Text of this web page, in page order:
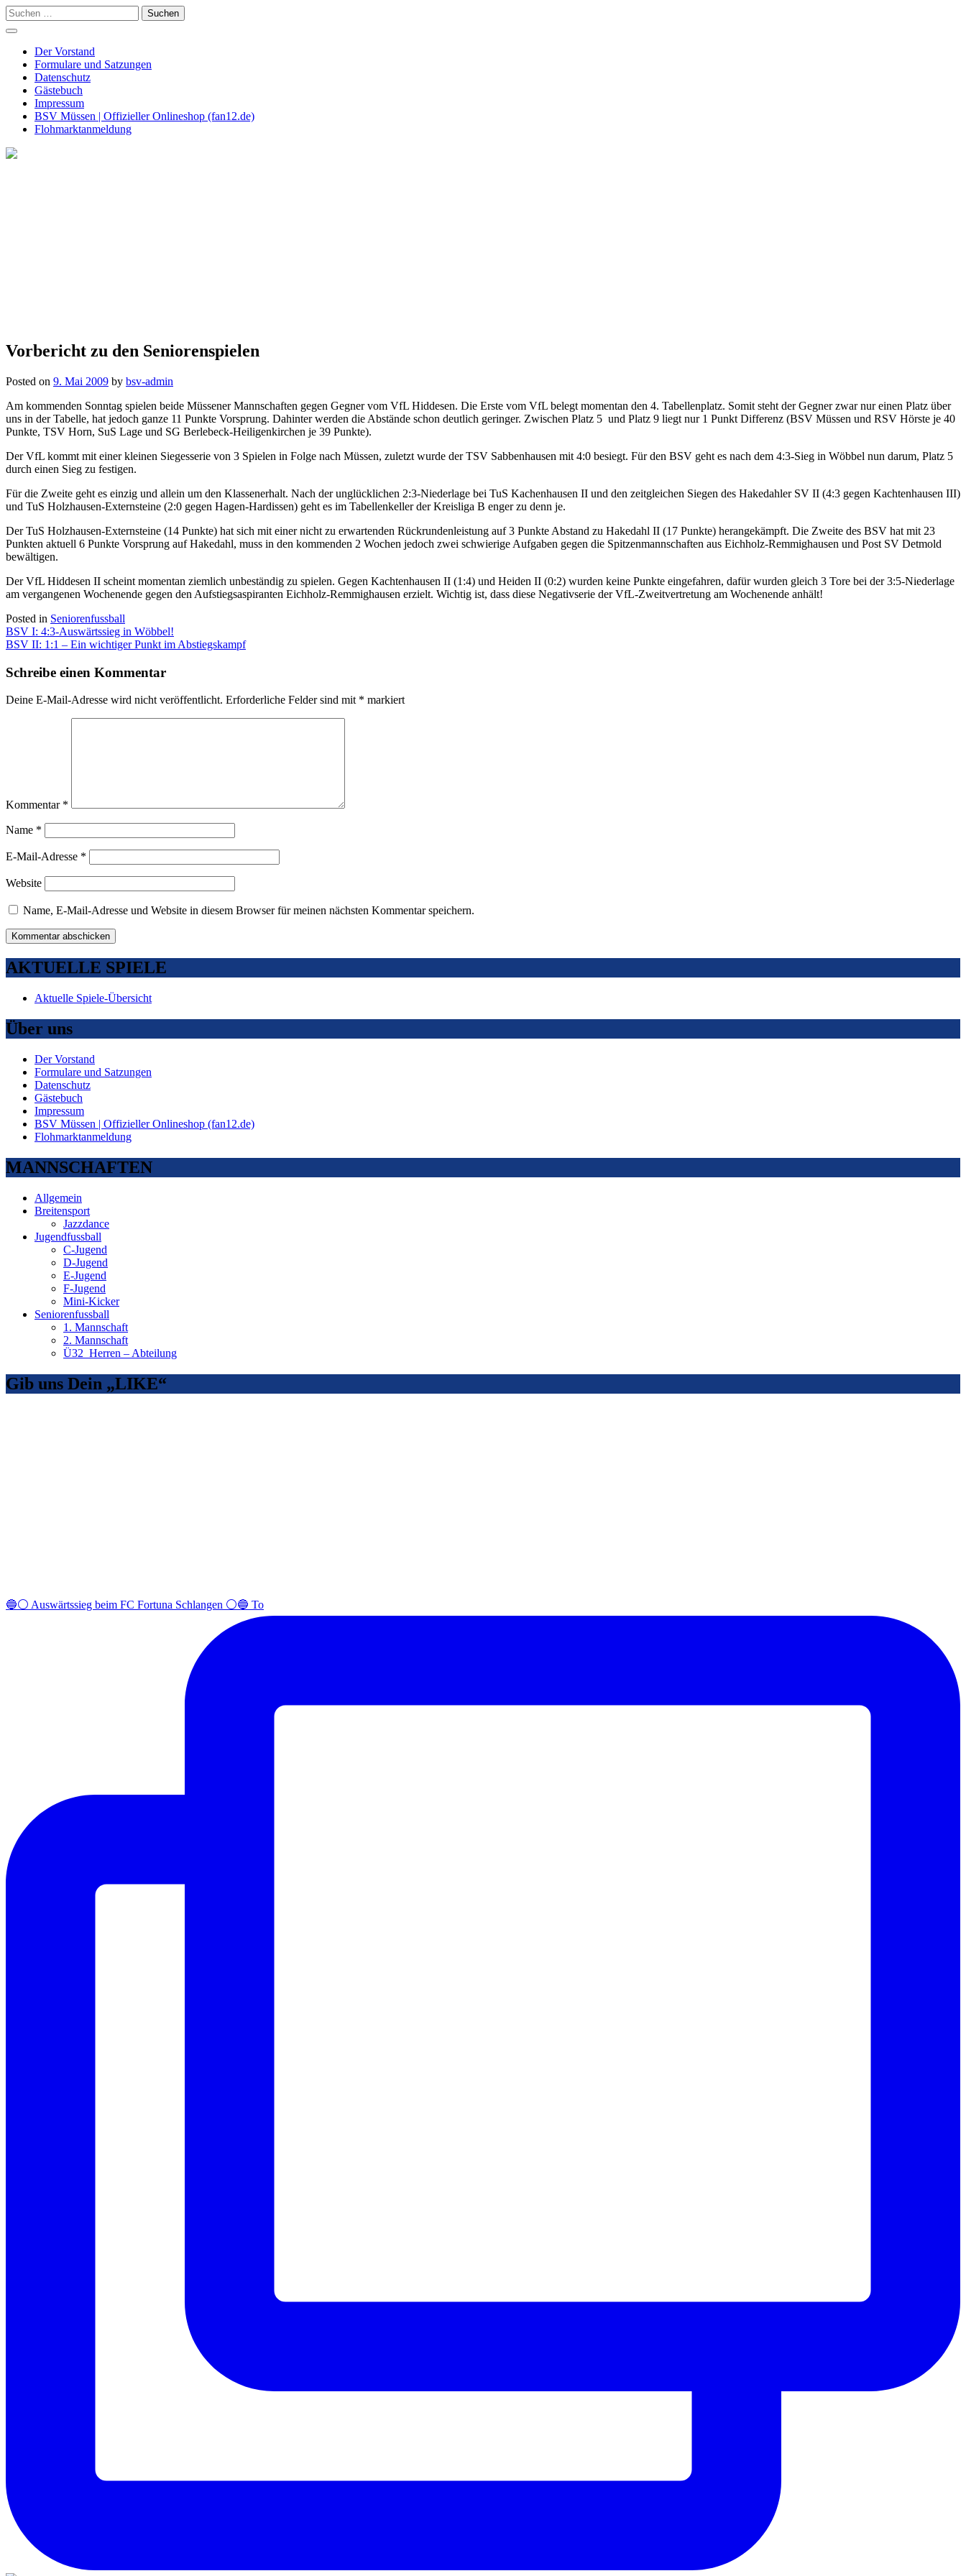
Skip
to
content
Suchen
nach:
Der Vorstand
Formulare und Satzungen
Datenschutz
Gästebuch
Impressum
BSV Müssen | Offizieller Onlineshop (fan12.de)
Flohmarktanmeldung
Vorbericht zu den Seniorenspielen
Posted on 9. Mai 2009 by bsv-admin
Am kommenden Sonntag spielen beide Müssener Mannschaften gegen Gegner vom VfL Hiddesen. Die Erste vom VfL belegt momentan den 4. Tabellenplatz. Somit steht der Gegner zwar nur einen Platz über
uns in der Tabelle, hat jedoch ganze 11 Punkte Vorsprung. Dahinter werden die Abstände schon deutlich geringer. Zwischen Platz 5 und Platz 9 liegt nur 1 Punkt Differenz (BSV Müssen und RSV Hörste je 40
Punkte, TSV Horn, SuS Lage und SG Berlebeck-Heiligenkirchen je 39 Punkte).
Der VfL kommt mit einer kleinen Siegesserie von 3 Spielen in Folge nach Müssen, zuletzt wurde der TSV Sabbenhausen mit 4:0 besiegt. Für den BSV geht es nach dem 4:3-Sieg in Wöbbel nun darum, Platz 5
durch einen Sieg zu festigen.
Für die Zweite geht es einzig und allein um den Klassenerhalt. Nach der unglücklichen 2:3-Niederlage bei TuS Kachenhausen II und den zeitgleichen Siegen des Hakedahler SV II (4:3 gegen Kachtenhausen III)
und TuS Holzhausen-Externsteine (2:0 gegen Hagen-Hardissen) geht es im Tabellenkeller der Kreisliga B enger zu denn je.
Der TuS Holzhausen-Externsteine (14 Punkte) hat sich mit einer nicht zu erwartenden Rückrundenleistung auf 3 Punkte Abstand zu Hakedahl II (17 Punkte) herangekämpft. Die Zweite des BSV hat mit 23
Punkten aktuell 6 Punkte Vorsprung auf Hakedahl, muss in den kommenden 2 Wochen jedoch zwei schwierige Aufgaben gegen die Spitzenmannschaften aus Eichholz-Remmighausen und Post SV Detmold
bewältigen.
Der VfL Hiddesen II scheint momentan ziemlich unbeständig zu spielen. Gegen Kachtenhausen II (1:4) und Heiden II (0:2) wurden keine Punkte eingefahren, dafür wurden gleich 3 Tore bei der 3:5-Niederlage
am vergangenen Wochenende gegen den Aufstiegsaspiranten Eichholz-Remmighausen erzielt. Wichtig ist, dass diese Negativserie der VfL-Zweitvertretung am Wochenende anhält!
Posted in Seniorenfussball
Beitragsnavigation
BSV I: 4:3-Auswärtssieg in Wöbbel!
BSV II: 1:1 – Ein wichtiger Punkt im Abstiegskampf
Schreibe einen Kommentar
Deine E-Mail-Adresse wird nicht veröffentlicht. Erforderliche Felder sind mit * markiert
Kommentar *
Name *
E-Mail-Adresse *
Website
Name, E-Mail-Adresse und Website in diesem Browser für meinen nächsten Kommentar speichern.
AKTUELLE SPIELE
Aktuelle Spiele-Übersicht
Über uns
Der Vorstand
Formulare und Satzungen
Datenschutz
Gästebuch
Impressum
BSV Müssen | Offizieller Onlineshop (fan12.de)
Flohmarktanmeldung
MANNSCHAFTEN
Allgemein
Breitensport
Jazzdance
Jugendfussball
C-Jugend
D-Jugend
E-Jugend
F-Jugend
Mini-Kicker
Seniorenfussball
1. Mannschaft
2. Mannschaft
Ü32_Herren – Abteilung
Gib uns Dein „LIKE“
🔵⚪️ Auswärtssieg beim FC Fortuna Schlangen ⚪️🔵 To